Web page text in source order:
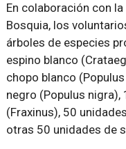
En colaboración con
Bosquia, los
árboles de especies
espino blanco
chopo blanco
negro (Populus
(Fraxinus), 50
otras 50 unidades de